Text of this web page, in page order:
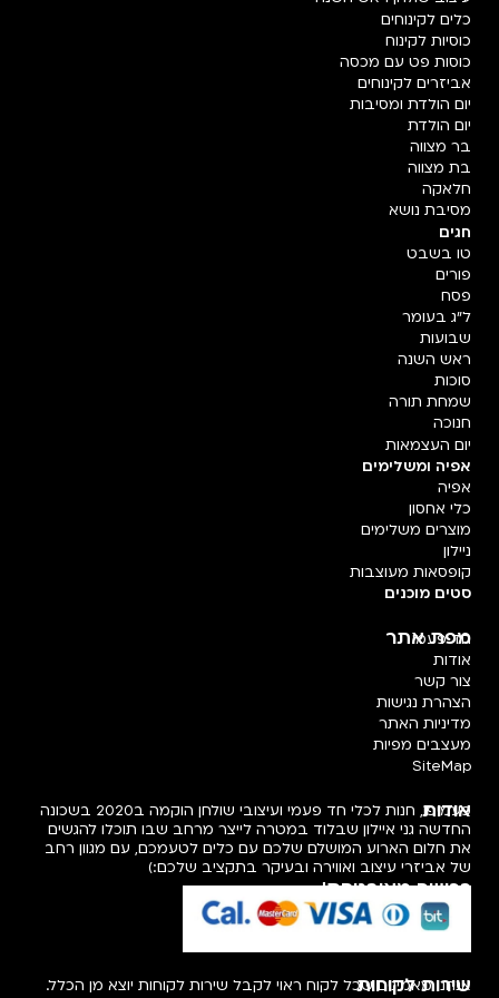
כלים לקינוחים
כוסיות לקינוח
כוסות פט עם מכסה
אביזרים לקינוחים
יום הולדת ומסיבות
יום הולדת
בר מצווה
בת מצווה
חלאקה
מסיבת נושא
חגים
טו בשבט
פורים
פסח
ל"ג בעומר
שבועות
ראש השנה
סוכות
שמחת תורה
חנוכה
יום העצמאות
אפיה ומשלימים
אפיה
כלי אחסון
מוצרים משלימים
ניילון
קופסאות מעוצבות
סטים מוכנים
מפת אתר
חד פעמי
אודות
צור קשר
הצהרת נגישות
מדיניות האתר
מעצבים מפיות
SiteMap
אודות
פעמיפו, חנות לכלי חד פעמי ועיצובי שולחן הוקמה ב2020 בשכונה
החדשה גני איילון שבלוד במטרה לייצר מרחב שבו תוכלו להגשים
את חלום הארוע המושלם שלכם עם כלים לטעמכם, עם מגוון רחב
של אביזרי עיצוב ואווירה ובעיקר בתקציב שלכם:)
רכישה מאובטחת!
שירות לקוחות
אנחנו מאמינים שכל לקוח ראוי לקבל שירות לקוחות יוצא מן הכלל.